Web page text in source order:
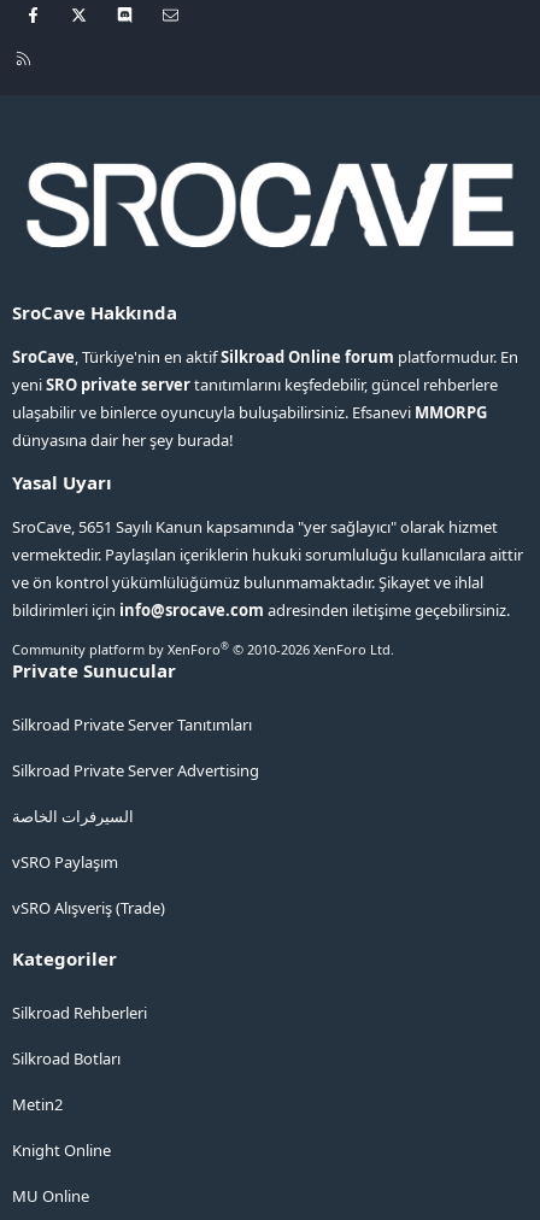
Facebook Discord
R
SroCave Hakkında
SroCave, Türkiye'nin en aktifSilkroad Online forum platformudur. En
yeniSRO private servertanıtımlarını keşfedebilir, güncel rehberlere
ulaşabilir ve binlerce oyuncuyla buluşabilirsiniz. Efsanevi MMORPG
dünyasına dair her şey burada!
Yasal Uyarı
SroCave, 5651 Sayılı Kanun kapsamında "yer sağlayıcı" olarak hizmet
vermektedir. Paylaşılan içeriklerin hukuki sorumluluğu kullanıcılara aittir
ve ön kontrol yükümlülüğümüz bulunmamaktadır. Şikayet ve ihlal
bildirimleri için info@srocave.com adresinden iletişime geçebilirsiniz.
Community platform by XenForo® © 2010-2026 XenForo Ltd.
Private Sunucular
Silkroad Private Server Tanıtımları
Silkroad Private Server Advertising
السيرفرات الخاصة
vSRO Paylaşım
vSRO Alışveriş (Trade)
Kategoriler
Silkroad Rehberleri
Silkroad Botları
Metin2
Knight Online
MU Online